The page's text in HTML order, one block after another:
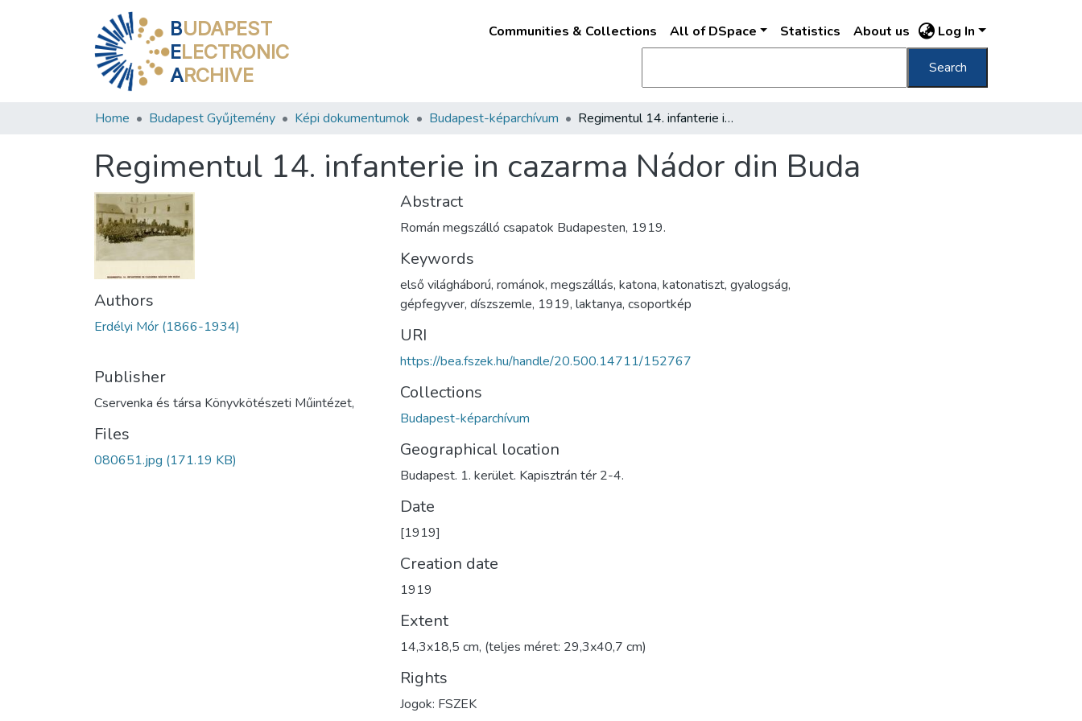
BUDAPEST
ELECTRONIC
ARCHIVE
Communities & Collections All of DSpace Statistics About us Log In
Search
Home Budapest Gyűjtemény Képi dokumentumok Budapest-képarchívum Regimentul 14. infanterie in cazarma Nádor din Buda
Regimentul 14. infanterie in cazarma Nádor din Buda
Authors
Erdélyi Mór (1866-1934)
Publisher
Cservenka és társa Könyvkötészeti Műintézet,
Files
080651.jpg (171.19 KB)
Abstract
Román megszálló csapatok Budapesten, 1919.
Keywords
első világháború, románok, megszállás, katona, katonatiszt, gyalogság,
gépfegyver, díszszemle, 1919, laktanya, csoportkép
URI
https://bea.fszek.hu/handle/20.500.14711/152767
Collections
Budapest-képarchívum
Geographical location
Budapest. 1. kerület. Kapisztrán tér 2-4.
Date
[1919]
Creation date
1919
Extent
14,3x18,5 cm, (teljes méret: 29,3x40,7 cm)
Rights
Jogok: FSZEK